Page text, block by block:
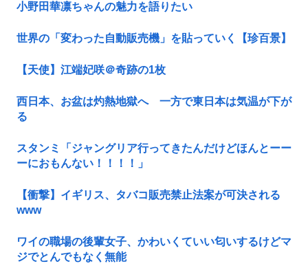
小野田華凛ちゃんの魅力を語りたい
世界の「変わった自動販売機」を貼っていく【珍百景】
【天使】江端妃咲＠奇跡の1枚
西日本、お盆は灼熱地獄へ 一方で東日本は気温が下が
る
スタンミ「ジャングリア行ってきたんだけどほんとーー
ーにおもんない！！！！」
【衝撃】イギリス、タバコ販売禁止法案が可決される
www
ワイの職場の後輩女子、かわいくていい匂いするけどマ
ジでとんでもなく無能